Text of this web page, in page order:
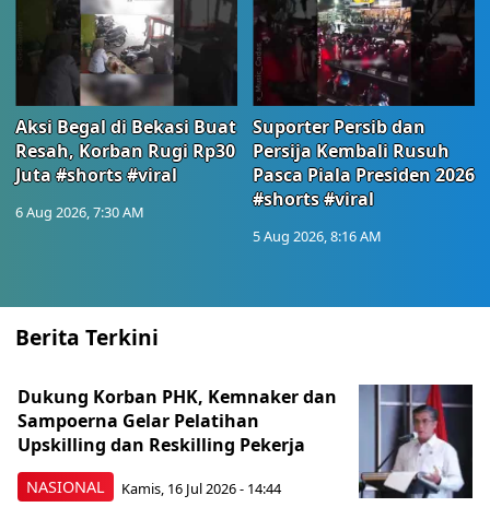
Aksi Begal di Bekasi Buat
Resah, Korban Rugi Rp30
Juta #shorts #viral
6 Aug 2026, 7:30 AM
Suporter Persib dan
Persija Kembali Rusuh
Pasca Piala Presiden 2026
#shorts #viral
5 Aug 2026, 8:16 AM
Berita Terkini
NASIONAL
Dukung Korban PHK, Kemnaker dan
Sampoerna Gelar Pelatihan
Upskilling dan Reskilling Pekerja
Kamis, 16 Jul 2026 - 14:44